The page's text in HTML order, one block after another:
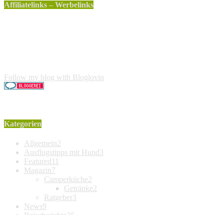
Affiliatelinks – Werbelinks
Follow my blog with Bloglovin
Kategorien
Allgemein2
Ausflugstipps mit Hund3
Featured 11
Magazin7
Camperküche2
Getränke2
Ratgeber3
News9